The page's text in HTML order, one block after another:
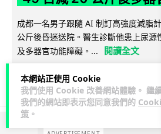
本網站正使用 Cookie
我們使用 Cookie 改善網站體驗。 繼
我們的網站即表示您同意我們的
策 。
成都一名男子跟隨 AI 制訂高強度減脂
公斤後昏迷送院。醫生診斷他患上尿源
及多器官功能障礙。...
閱讀全文
23 4↗ 分享